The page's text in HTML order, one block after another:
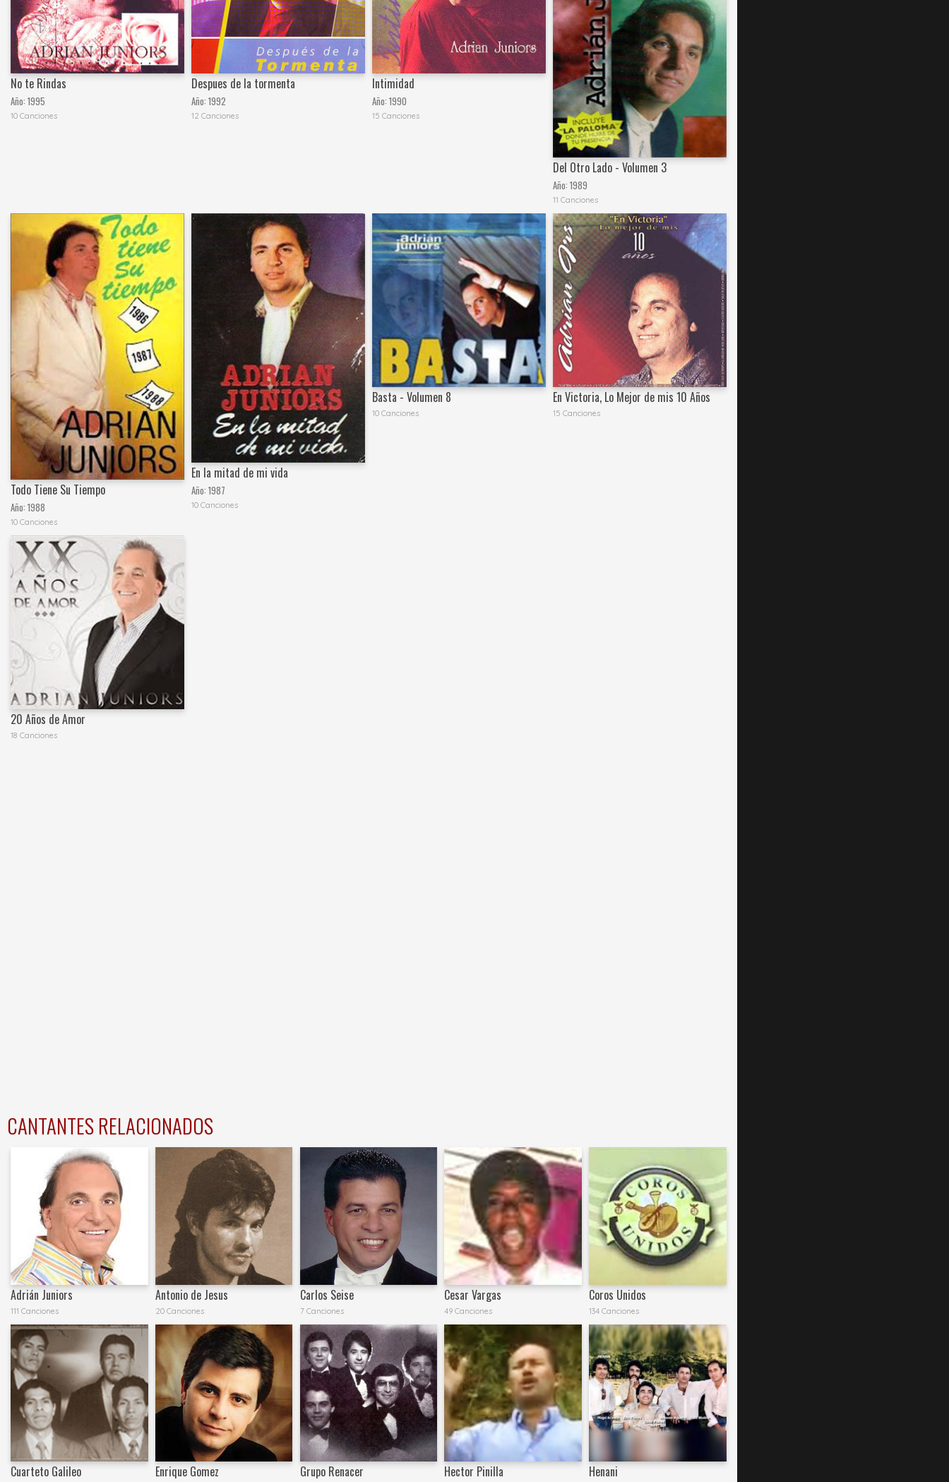
No te Rindas
Año:1995
10 Canciones
Despues de la tormenta
Año:1992
12 Canciones
Intimidad
Año:1990
15 Canciones
Del Otro Lado - Volumen 3
Año:1989
11 Canciones
Todo Tiene Su Tiempo
Año:1988
10 Canciones
En la mitad de mi vida
Año:1987
10 Canciones
Basta - Volumen 8
10 Canciones
En Victoria, Lo Mejor de mis 10 Años
15 Canciones
20 Años de Amor
18 Canciones
CANTANTES RELACIONADOS
Adrián Juniors
111 Canciones
Antonio de Jesus
20 Canciones
Carlos Seise
7 Canciones
Cesar Vargas
49 Canciones
Coros Unidos
134 Canciones
Cuarteto Galileo Enrique Gomez Grupo Renacer Hector Pinilla Henani